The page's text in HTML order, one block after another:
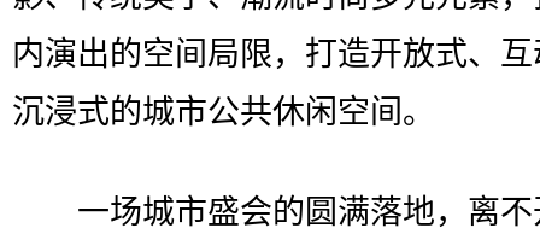
内演出的空间局限，打造开放式、
沉浸式的城市公共休闲空间。
一场城市盛会的圆满落地，离不